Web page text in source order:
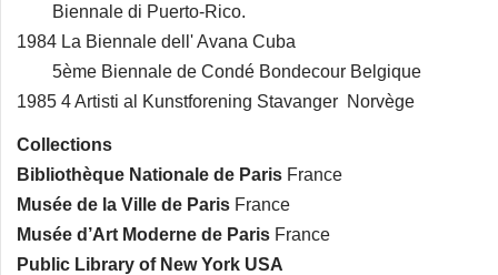
Biennale di Puerto-Rico.
1984 La Biennale dell' Avana Cuba
5ème Biennale de Condé Bondecour Belgique
1985 4 Artisti al Kunstforening Stavanger Norvège
Collections
Bibliothèque Nationale de Paris France
Musée de la Ville de Paris France
Musée d’Art Moderne de Paris France
Public Library of New York USA